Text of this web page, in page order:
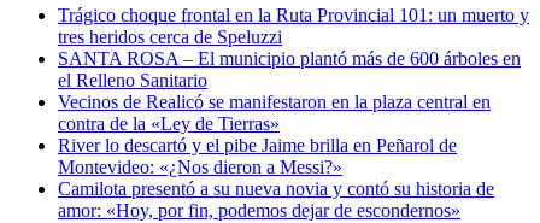
Trágico choque frontal en la Ruta Provincial 101: un muerto y
tres heridos cerca de Speluzzi
SANTA ROSA – El municipio plantó más de 600 árboles en
el Relleno Sanitario
Vecinos de Realicó se manifestaron en la plaza central en
contra de la «Ley de Tierras»
River lo descartó y el pibe Jaime brilla en Peñarol de
Montevideo: «¿Nos dieron a Messi?»
Camilota presentó a su nueva novia y contó su historia de
amor: «Hoy, por fin, podemos dejar de escondernos»